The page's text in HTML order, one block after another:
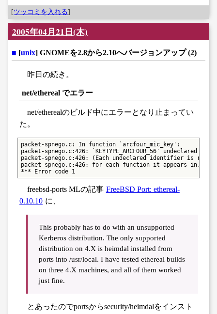
[ツッコミを入れる]
2005年04月21日(木)
■ [unix] GNOMEを2.8から2.10へバージョンアップ (2)
昨日の続き。
net/ethereal でエラー
net/etherealのビルド中にエラーとなり止まってい
た。
packet-spnego.c: In function `arcfour_mic_key':
packet-spnego.c:426: `KEYTYPE_ARCFOUR_56'
packet-spnego.c:426: (Each undeclared identifier is
packet-spnego.c:426: for each function it appears in.)
*** Error code 1
freebsd-ports MLの記事 FreeBSD Port: ethereal-
0.10.10 に、
This probably has to do with an unsupported
Kerberos distribution. The only supported
distribution on 4.X is heimdal installed from
ports into /usr/local. I have tested ethereal builds
on three 4.X machines, and all of them worked
just fine.
とあったのでportsからsecurity/heimdalをインスト